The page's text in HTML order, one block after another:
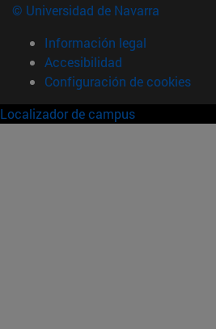
© Universidad de Navarra
Información legal
Accesibilidad
Configuración de cookies
Localizador de campus